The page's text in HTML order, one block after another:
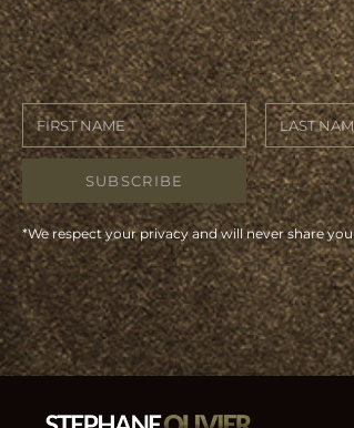
SUBSCRIBE
*We respect your privacy and will never share